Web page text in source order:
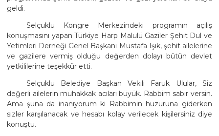
geldi.
Selçuklu Kongre Merkezindeki programın açılış
konuşmasını yapan Türkiye Harp Malulü Gaziler Şehit Dul ve
Yetimleri Derneği Genel Başkanı Mustafa Işık, şehit ailelerine
ve gazilere vermiş olduğu değerden dolayı bütün devlet
yetkililerine teşekkür etti.
Selçuklu Belediye Başkan Vekili Faruk Ulular, Siz
değerli ailelerin muhakkak acıları büyük. Rabbim sabır versin.
Ama şuna da inanıyorum ki Rabbimin huzuruna giderken
sizler karşılanacak ve hesabı kolay verilecek kişilersiniz diye
konuştu.